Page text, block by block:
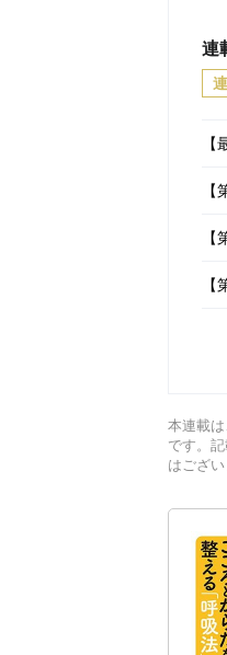
連
本連載
です。
はござい